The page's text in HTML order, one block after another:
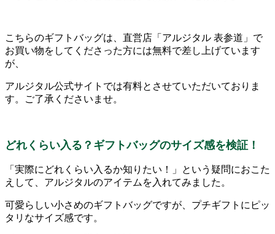
こちらのギフトバッグは、直営店「アルジタル 表参道」で
お買い物をしてくださった方には無料で差し上げています
が、
アルジタル公式サイトでは有料とさせていただいておりま
す。ご了承くださいませ。
どれくらい入る？ギフトバッグのサイズ感を検証！
「実際にどれくらい入るか知りたい！」という疑問におこた
えして、アルジタルのアイテムを入れてみました。
可愛らしい小さめのギフトバッグですが、プチギフトにピッ
タリなサイズ感です。